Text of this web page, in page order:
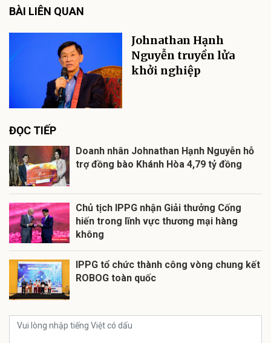
BÀI LIÊN QUAN
Johnathan Hạnh
Nguyễn truyền lửa
khởi nghiệp
ĐỌC TIẾP
Doanh nhân Johnathan Hạnh Nguyễn hỗ
trợ đồng bào Khánh Hòa 4,79 tỷ đồng
Chủ tịch IPPG nhận Giải thưởng Cống
hiến trong lĩnh vực thương mại hàng
không
IPPG tổ chức thành công vòng chung kết
ROBOG toàn quốc